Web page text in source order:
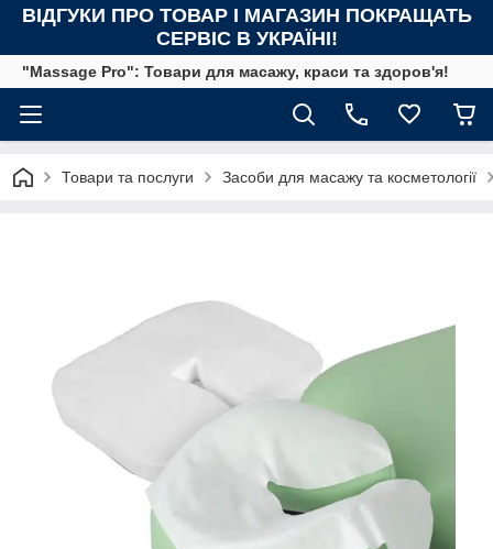
ВІДГУКИ ПРО ТОВАР І МАГАЗИН ПОКРАЩАТЬ
СЕРВІС В УКРАЇНІ!
"Massage Pro": Товари для масажу, краси та здоров'я!
Товари та послуги Засоби для масажу та косметології